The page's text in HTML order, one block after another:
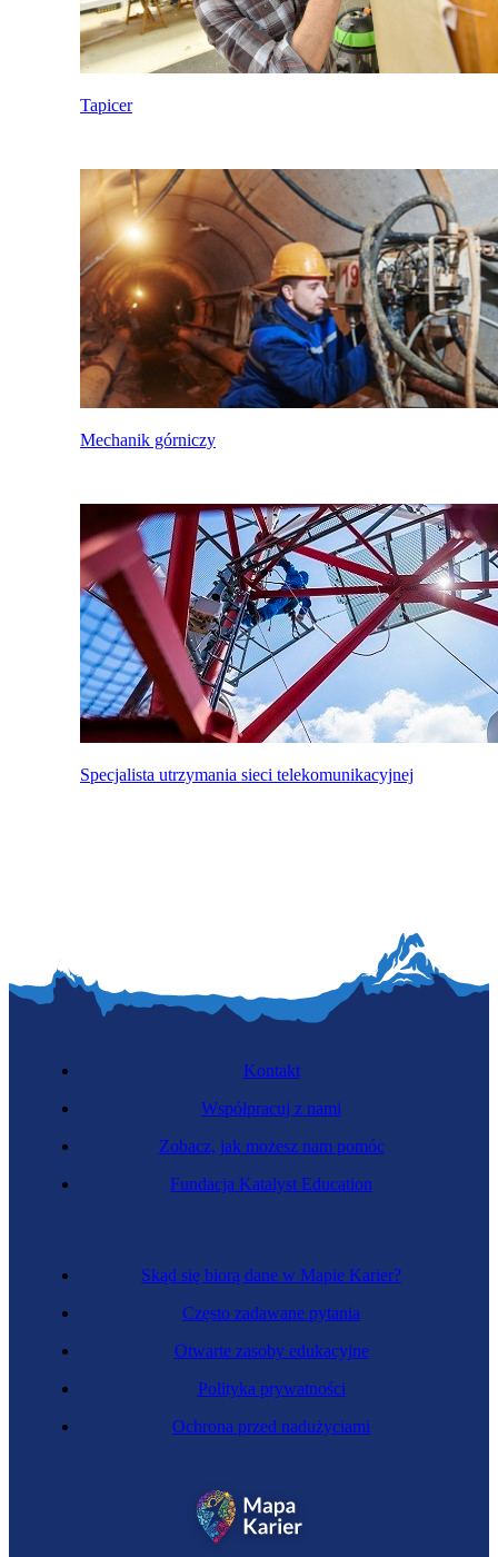
Tapicer
Mechanik górniczy
Specjalista utrzymania sieci telekomunikacyjnej
Skąd się biorą dane w Mapie Karier?
Często zadawane pytania
Otwarte zasoby edukacyjne
Polityka prywatności
Ochrona przed nadużyciami
Kontakt
Współpracuj z nami
Zobacz, jak możesz nam pomóc
Fundacja Katalyst Education